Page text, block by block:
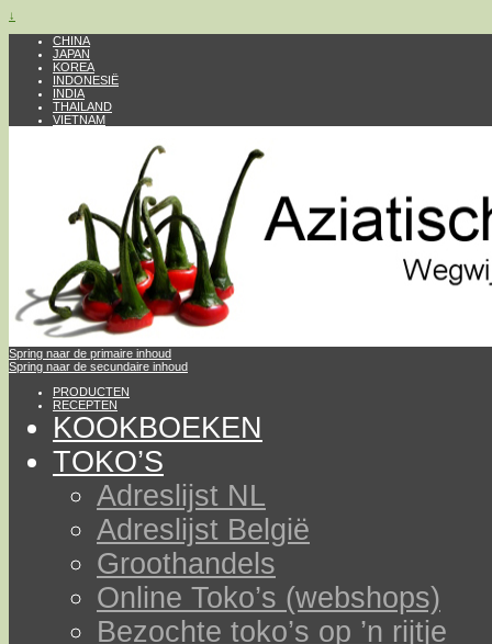
↓
CHINA
JAPAN
KOREA
INDONESIË
INDIA
THAILAND
VIETNAM
Spring naar de primaire inhoud
Spring naar de secundaire inhoud
PRODUCTEN
RECEPTEN
KOOKBOEKEN
TOKO’S
Adreslijst NL
Adreslijst België
Groothandels
Online Toko’s (webshops)
Bezochte toko’s op ’n rijtje